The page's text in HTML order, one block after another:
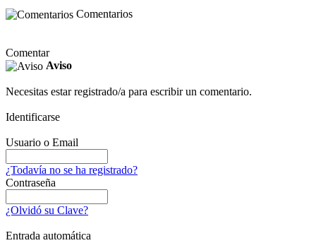
Comentarios
Comentar
Aviso
Necesitas estar registrado/a para escribir un comentario.
Identificarse
Usuario o Email
¿Todavía no se ha registrado?
Contraseña
¿Olvidó su Clave?
Entrada automática